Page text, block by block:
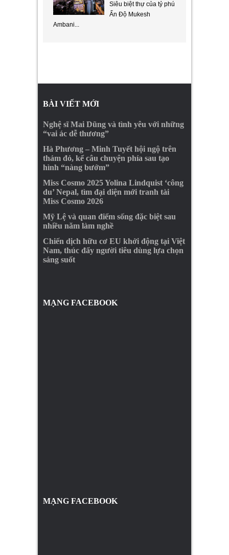
Siêu biệt thự của tỷ phú
Ấn Độ Mukesh
Ambani...
BÀI VIẾT MỚI
Nghệ sĩ Mai Dũng và tình yêu với những
“vai ác dễ thương”
Hà Phương – Minh Tuyết hội ngộ trên
thảm đỏ, kể câu chuyện phía sau tạo
hình “nàng bướm”
Miss Cosmo 2025 Yolina Lindquist ‘công
du’ Nepal, tìm đại diện mới tranh tài
Miss Cosmo 2026
Mỹ Lệ và quan điểm sống đặc biệt sau
nhiều năm làm nghề
Chiến dịch hữu cơ EU khởi động tại Việt
Nam, thúc đẩy người tiêu dùng lựa chọn
sáng suốt
MẠNG FACEBOOK
MẠNG FACEBOOK